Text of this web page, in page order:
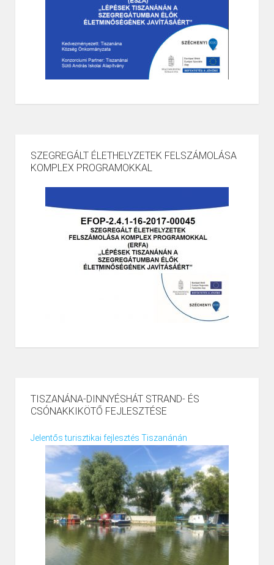
SZEGREGÁLT ÉLETHELYZETEK FELSZÁMOLÁSA
KOMPLEX PROGRAMOKKAL
TISZANÁNA-DINNYÉSHÁT STRAND- ÉS
CSÓNAKKIKÖTŐ FEJLESZTÉSE
Jelentős turisztikai fejlesztés Tiszanánán